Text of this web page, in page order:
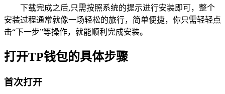
下载完成之后,只需按照系统的提示进行安装即可，整个
安装过程通常就像一场轻松的旅行，简单便捷，你只需轻轻点
击“下一步”等操作，就能顺利完成安装。
打开TP钱包的具体步骤
首次打开